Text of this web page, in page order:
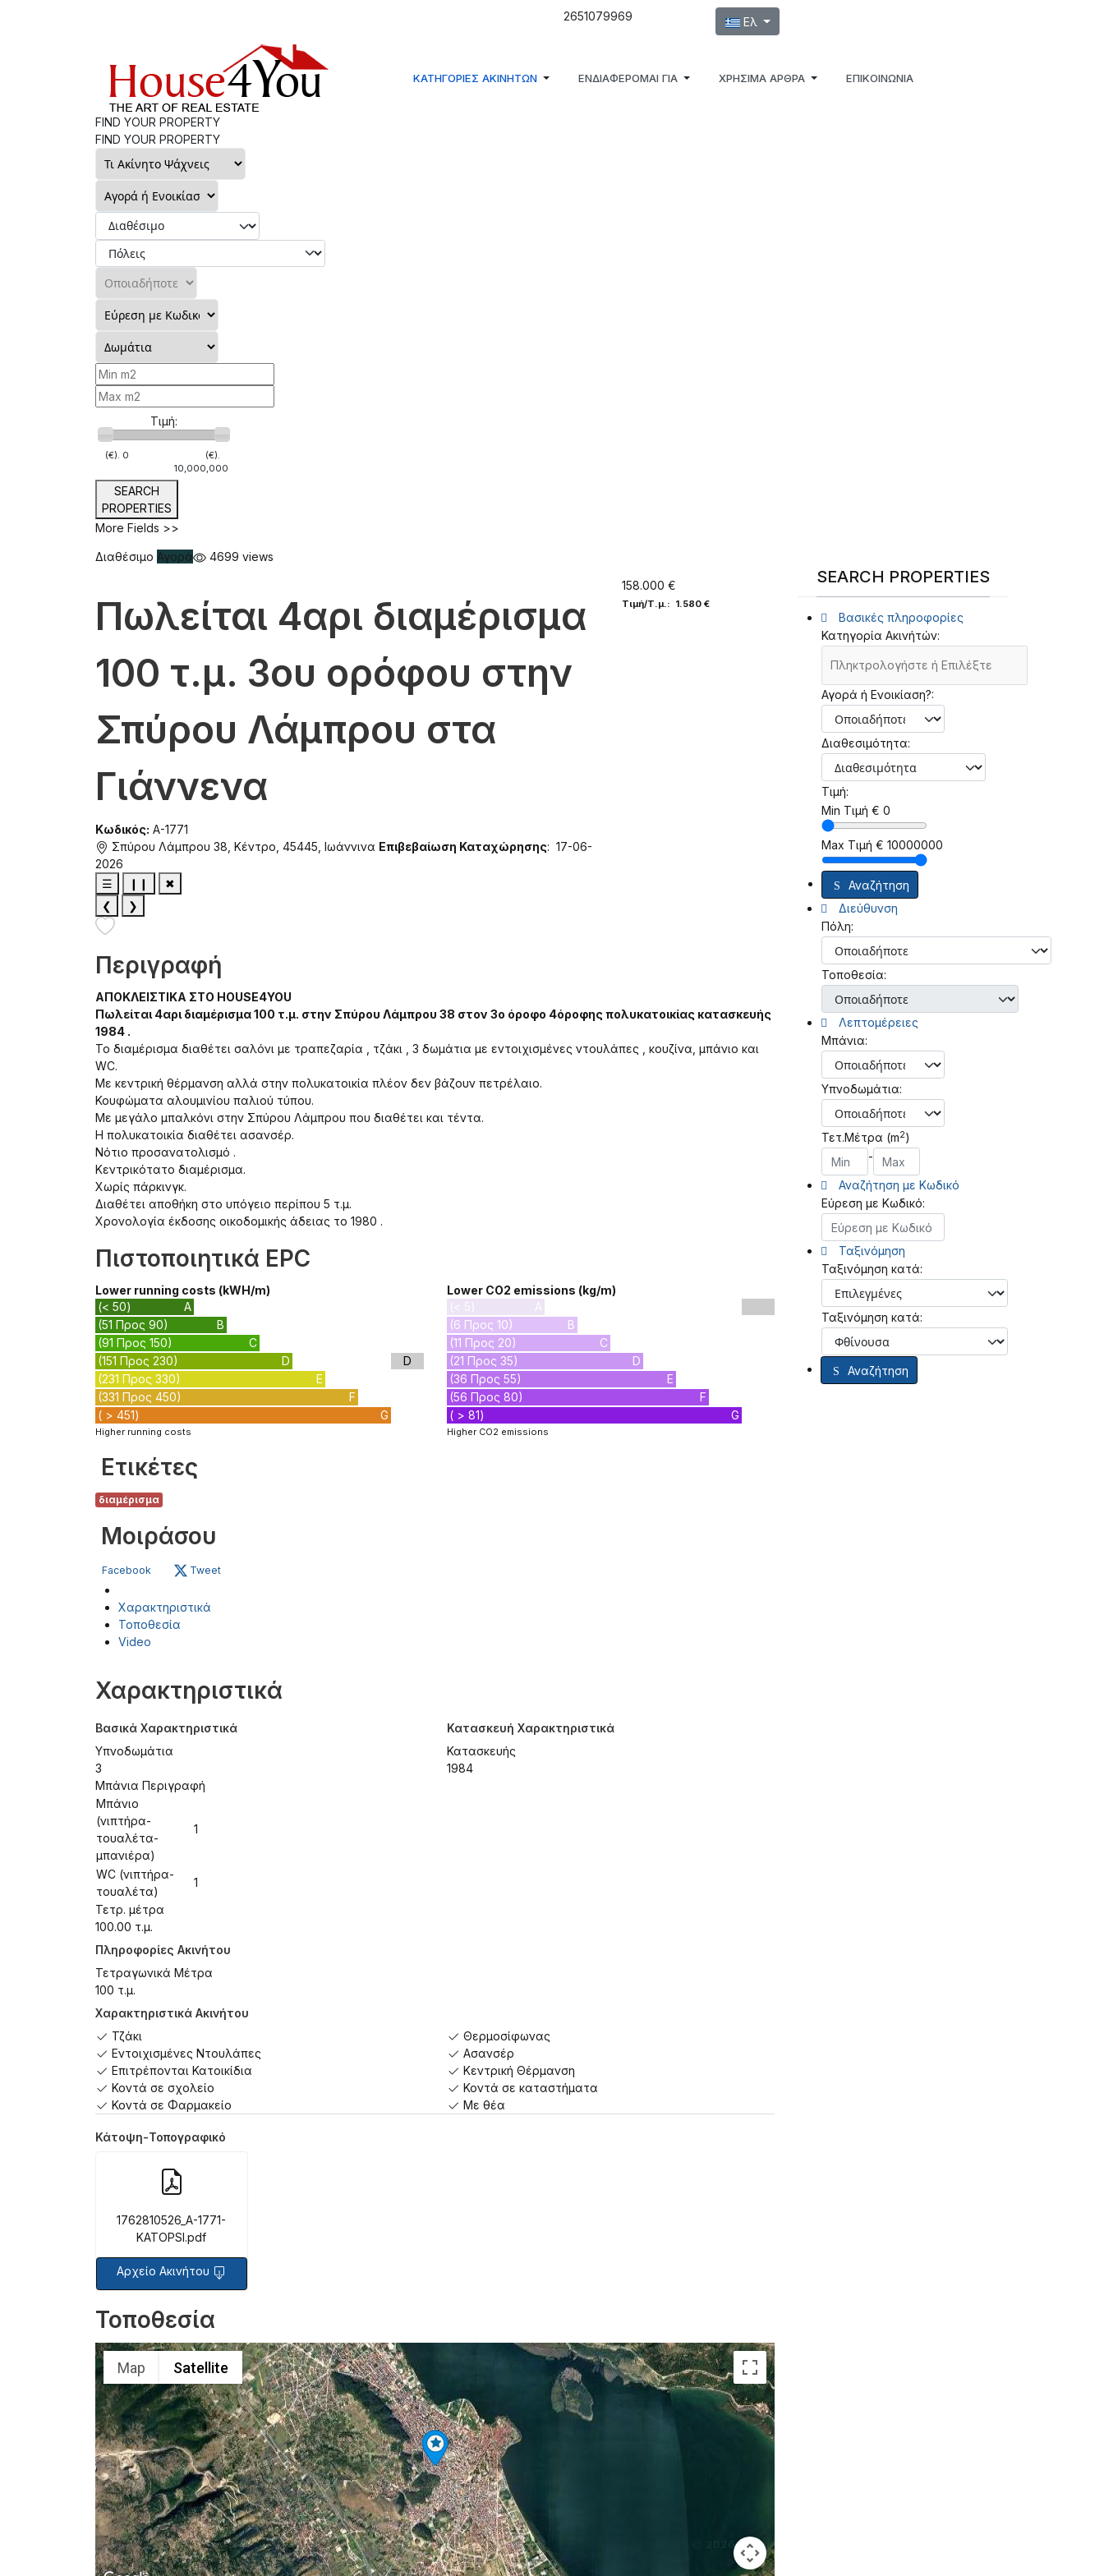
2651079969 Επιλέξτε τη γλώσσα σας
Ελ
ΚΑΤΗΓΟΡΙΕΣ ΑΚΙΝΗΤΩΝ ΕΝΔΙΑΦΕΡΟΜΑΙ ΓΙΑ ΧΡΉΣΙΜΑ ΆΡΘΡΑ ΕΠΙΚΟΙΝΩΝΙΑ
FIND YOUR PROPERTY
FIND YOUR PROPERTY
Τιμή:
(€). 0
(€).
10,000,000
SEARCH
PROPERTIES
More Fields >>
Διαθέσιμο Αγορά 4699 views
Πωλείται 4αρι διαμέρισμα
100 τ.μ. 3ου ορόφου στην
Σπύρου Λάμπρου στα
Γιάννενα
Κωδικός: A-1771
Σπύρου Λάμπρου 38, Κέντρο, 45445, Ιωάννινα Επιβεβαίωση Καταχώρησης: 17-06-
2026
158.000 €
Τιμή/Τ.μ.: 1.580 €
☰ ❙❙
✖
❮
❯
Περιγραφή
ΑΠΟΚΛΕΙΣΤΙΚΑ ΣΤΟ HOUSE4YOU
Πωλείται 4αρι διαμέρισμα 100 τ.μ. στην Σπύρου Λάμπρου 38 στον 3ο όροφο 4όροφης πολυκατοικίας κατασκευής
1984 .
Το διαμέρισμα διαθέτει σαλόνι με τραπεζαρία , τζάκι , 3 δωμάτια με εντοιχισμένες ντουλάπες , κουζίνα, μπάνιο και
WC.
Με κεντρική θέρμανση αλλά στην πολυκατοικία πλέον δεν βάζουν πετρέλαιο.
Κουφώματα αλουμινίου παλιού τύπου.
Με μεγάλο μπαλκόνι στην Σπύρου Λάμπρου που διαθέτει και τέντα.
Η πολυκατοικία διαθέτει ασανσέρ.
Νότιο προσανατολισμό .
Κεντρικότατο διαμέρισμα.
Χωρίς πάρκινγκ.
Διαθέτει αποθήκη στο υπόγειο περίπου 5 τ.μ.
Χρονολογία έκδοσης οικοδομικής άδειας το 1980 .
Πιστοποιητικά EPC
Lower running costs (kWH/m)
(< 50)
A
(51 Προς 90)
B
(91 Προς 150)
C
(151 Προς 230)
D
(231 Προς 330)
E
(331 Προς 450)
F
( > 451)
G
D
Higher running costs
Lower CO2 emissions (kg/m)
(< 5)
A
(6 Προς 10)
B
(11 Προς 20)
C
(21 Προς 35)
D
(36 Προς 55)
E
(56 Προς 80)
F
( > 81)
G
Higher CO2 emissions
Ετικέτες
διαμέρισμα
Μοιράσου
Facebook Tweet
Χαρακτηριστικά
Τοποθεσία
Video
Χαρακτηριστικά
Βασικά Χαρακτηριστικά
Υπνοδωμάτια
3
Μπάνια Περιγραφή
Μπάνιο
(νιπτήρα-
τουαλέτα-
μπανιέρα)
1
WC (νιπτήρα-
τουαλέτα)
1
Τετρ. μέτρα
100.00 τ.μ.
Κατασκευή Χαρακτηριστικά
Κατασκευής
1984
Πληροφορίες Ακινήτου
Τετραγωνικά Μέτρα
100 τ.μ.
Χαρακτηριστικά Ακινήτου
Τζάκι
Θερμοσίφωνας
Εντοιχισμένες Ντουλάπες
Ασανσέρ
Επιτρέπονται Κατοικίδια
Κεντρική Θέρμανση
Κοντά σε σχολείο
Κοντά σε καταστήματα
Κοντά σε Φαρμακείο
Με θέα
Κάτοψη-Τοπογραφικό
1762810526_A-1771-
KATOPSI.pdf
Αρχείο Ακινήτου
Τοποθεσία
Map Satellite
SEARCH PROPERTIES
Βασικές πληροφορίες
Κατηγορία Ακινήτών:
Αγορά ή Ενοικίαση?:
Διαθεσιμότητα:
Τιμή:
Min Τιμή € 0
Max Τιμή € 10000000
Αναζήτηση
Διεύθυνση
Πόλη:
Τοποθεσία:
Λεπτομέρειες
Μπάνια:
Υπνοδωμάτια:
Τετ.Μέτρα (m2)
-
Αναζήτηση με Κωδικό
Εύρεση με Κωδικό:
Ταξινόμηση
Ταξινόμηση κατά:
Ταξινόμηση κατά:
Αναζήτηση